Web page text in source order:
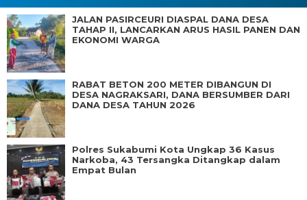
JALAN PASIRCEURI DIASPAL DANA DESA
TAHAP II, LANCARKAN ARUS HASIL PANEN DAN
EKONOMI WARGA
RABAT BETON 200 METER DIBANGUN DI
DESA NAGRAKSARI, DANA BERSUMBER DARI
DANA DESA TAHUN 2026
Polres Sukabumi Kota Ungkap 36 Kasus
Narkoba, 43 Tersangka Ditangkap dalam
Empat Bulan